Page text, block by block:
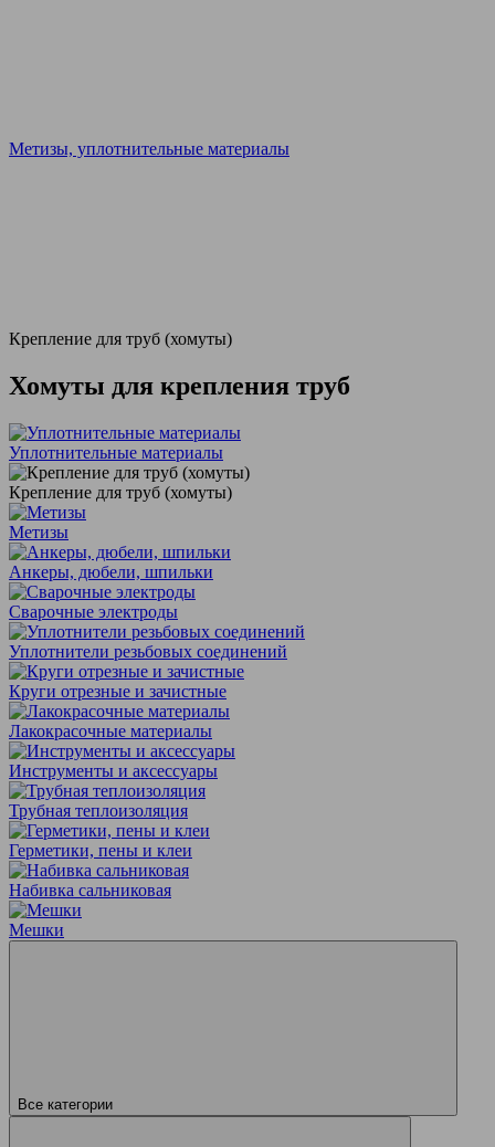
Метизы, уплотнительные материалы
Крепление для труб (хомуты)
Хомуты для крепления труб
Уплотнительные материалы
Крепление для труб (хомуты)
Метизы
Анкеры, дюбели, шпильки
Сварочные электроды
Уплотнители резьбовых соединений
Круги отрезные и зачистные
Лакокрасочные материалы
Инструменты и аксессуары
Трубная теплоизоляция
Герметики, пены и клеи
Набивка сальниковая
Мешки
Все категории